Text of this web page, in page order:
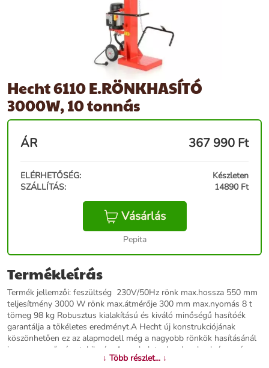
Hecht 6110 E.RÖNKHASÍTÓ
3000W, 10 tonnás
ÁR 367 990 Ft
ELÉRHETŐSÉG:
Készleten
SZÁLLÍTÁS:
14890 Ft
Vásárlás
Pepita
Termékleírás
Termék jellemzői: feszültség 230V/50Hz rönk max.hossza 550 mm
teljesítmény 3000 W rönk max.átmérője 300 mm max.nyomás 8 t
tömeg 98 kg Robusztus kialakítású és kiváló minőségű hasítóék
garantálja a tökéletes eredményt.A Hecht új konstrukciójának
köszönhetően ez az alapmodell még a nagyobb rönkök hasításánál
is nagyon erős és stabil gép. A markolatnak, a kereknek és a gép
elfogatható súlyának köszönhetően könnyű a kezelhetősége.A
↓ Több részlet... ↓